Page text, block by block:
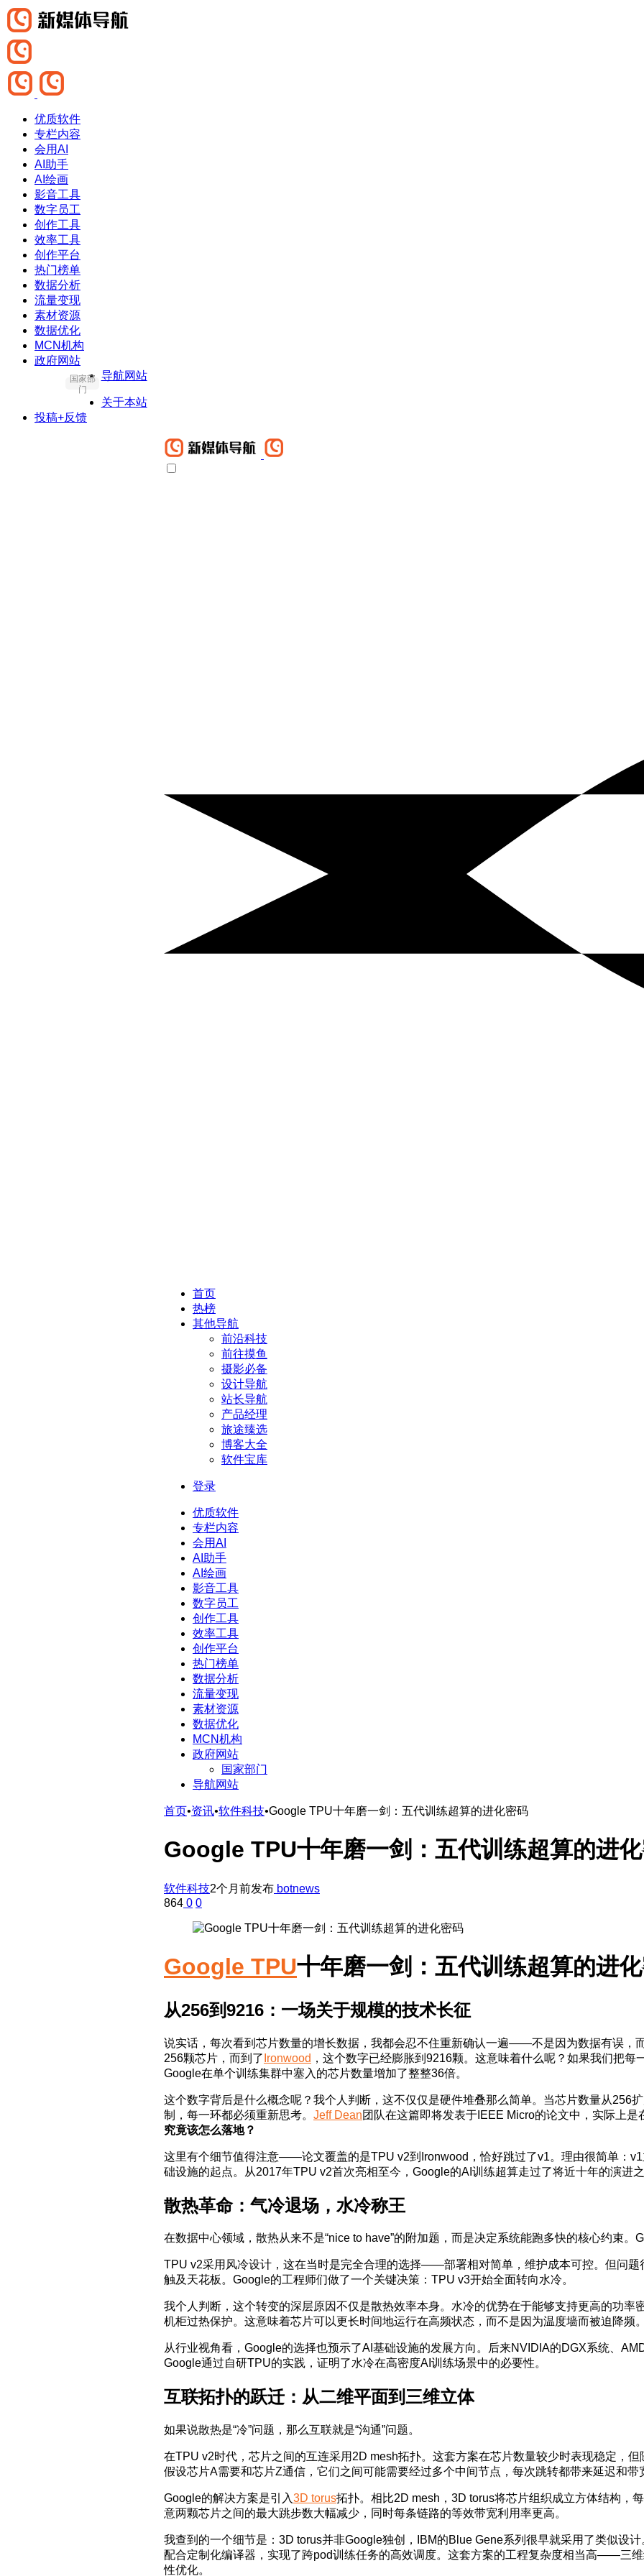
优质软件
专栏内容
会用AI
AI助手
AI绘画
影音工具
数字员工
创作工具
效率工具
创作平台
热门榜单
数据分析
流量变现
素材资源
数据优化
MCN机构
政府网站
国家部
门
导航网站
关于本站
投稿+反馈
首页
热榜
其他导航
前沿科技
前往摸鱼
摄影必备
设计导航
站长导航
产品经理
旅途臻选
博客大全
软件宝库
登录
优质软件
专栏内容
会用AI
AI助手
AI绘画
影音工具
数字员工
创作工具
效率工具
创作平台
热门榜单
数据分析
流量变现
素材资源
数据优化
MCN机构
政府网站
国家部门
导航网站
首页•资讯•软件科技•Google TPU十年磨一剑：五代训练超算的进化密码
Google TPU十年磨一剑：五代训练超算的进
软件科技2个月前发布 botnews
864 0 0
Google TPU十年磨一剑：五代训练超算的进
从256到9216：一场关于规模的技术长征
说实话，每次看到芯片数量的增长数据，我都会忍不住重新确认一遍——不是因为数据有误，
256颗芯片，而到了 Ironwood ，这个数字已经膨胀到9216颗。这意味着什么呢？如果我们把
Google在单个训练集群中塞入的芯片数量增加了整整36倍。
这个数字背后是什么概念呢？我个人判断，这不仅仅是硬件堆叠那么简单。当芯片数量从256
制，每一环都必须重新思考。 Jeff Dean团队在这篇即将发表于IEEE Micro的论文中，实际上
究竟该怎么落地？
这里有个细节值得注意——论文覆盖的是TPU v2到Ironwood，恰好跳过了v1。理由很简单：
础设施的起点。从2017年TPU v2首次亮相至今，Google的AI训练超算走过了将近十年的演进
散热革命：气冷退场，水冷称王
在数据中心领域，散热从来不是“nice to have”的附加题，而是决定系统能跑多快的核心约束
TPU v2采用风冷设计，这在当时是完全合理的选择——部署相对简单，维护成本可控。但问
触及天花板。Google的工程师们做了一个关键决策：TPU v3开始全面转向水冷。
我个人判断，这个转变的深层原因不仅是散热效率本身。水冷的优势在于能够支持更高的功
机柜过热保护。这意味着芯片可以更长时间地运行在高频状态，而不是因为温度墙而被迫降
从行业视角看，Google的选择也预示了AI基础设施的发展方向。后来NVIDIA的DGX系统、
Google通过自研TPU的实践，证明了水冷在高密度AI训练场景中的必要性。
互联拓扑的跃迁：从二维平面到三维立体
如果说散热是“冷”问题，那么互联就是“沟通”问题。
在TPU v2时代，芯片之间的互连采用2D mesh拓扑。这套方案在芯片数量较少时表现稳定，
假设芯片A需要和芯片Z通信，它们之间可能需要经过多个中间节点，每次跳转都带来延迟和带
Google的解决方案是引入3D torus拓扑。相比2D mesh，3D torus将芯片组织成立方体结构，
意两颗芯片之间的最大跳步数大幅减少，同时每条链路的等效带宽利用率更高。
我查到的一个细节是：3D torus并非Google独创，IBM的Blue Gene系列很早就采用了类似设
配合定制化编译器，实现了跨pod训练任务的高效调度。这套方案的工程复杂度相当高——三
性优化。